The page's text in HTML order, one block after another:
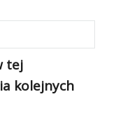
tej
kolejnych